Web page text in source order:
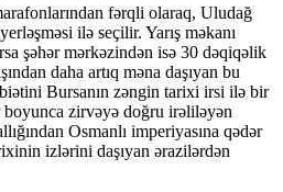
fərqli olaraq, Uludağ
ilə seçilir. Yarış məkanı
şəhər mərkəzindən isə 30 dəqiqəlik
daha artıq məna daşıyan bu
Bursanın zəngin tarixi irsi ilə bir
zirvəyə doğru irəliləyən
Osmanlı imperiyasına qədər
izlərini daşıyan ərazilərdən